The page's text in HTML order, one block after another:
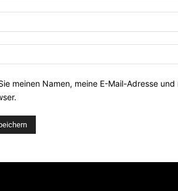
meinen Namen, meine E-Mail-Adresse